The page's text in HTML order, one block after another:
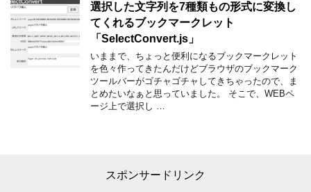
選択した文字列を7種類もの形式に変換し
てくれるブックマークレット
「SelectConvert.js」
いままで、ちょっと便利になるブックマークレット
を色々作ってきたんだけどブラウザのブックマーク
ツールバーがゴチャゴチャしてきちゃったので、ま
とめたいなぁと思っていました。 そこで、WEBペ
ージ上で選択し …
スポンサードリンク